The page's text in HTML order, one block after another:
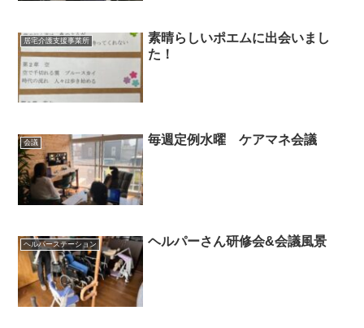
居宅介護支援事業所
素晴らしいポエムに出会いまし
た！
会議 毎週定例水曜 ケアマネ会議
ヘルパーステーション ヘルパーさん研修会&会議風景